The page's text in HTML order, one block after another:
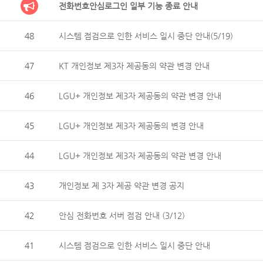
전화번호안심로그인 일부 기능 종료 안내
48 시스템 점검으로 인한 서비스 일시 중단 안내(5/19)
47 KT 개인정보 제3자 제공동의 약관 변경 안내
46 LGU+ 개인정보 제3자 제공동의 약관 변경 안내
45 LGU+ 개인정보 제3자 제공동의 변경 안내
44 LGU+ 개인정보 제3자 제공동의 약관 변경 안내
43 개인정보 제 3자 제공 약관 변경 공지
42 안심 전화번호 서버 점검 안내 (3/12)
41 시스템 점검으로 인한 서비스 일시 중단 안내